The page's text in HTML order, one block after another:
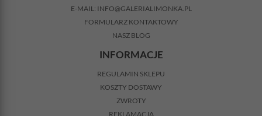
E-MAIL: INFO@GALERIALIMONKA.PL
FORMULARZ KONTAKTOWY
NASZ BLOG
INFORMACJE
REGULAMIN SKLEPU
KOSZTY DOSTAWY
ZWROTY
REKLAMACJA